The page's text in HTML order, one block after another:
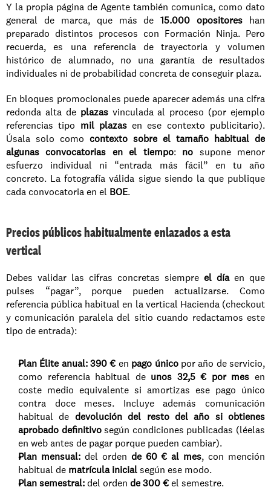
Y la propia página de Agente también comunica, como dato
general de marca, que más de 15.000 opositores han
preparado distintos procesos con Formación Ninja. Pero
recuerda, es una referencia de trayectoria y volumen
histórico de alumnado, no una garantía de resultados
individuales ni de probabilidad concreta de conseguir plaza.
En bloques promocionales puede aparecer además una cifra
redonda alta de plazas vinculada al proceso (por ejemplo
referencias tipo mil plazas en ese contexto publicitario).
Úsala solo como contexto sobre el tamaño habitual de
algunas convocatorias en el tiempo: no supone menor
esfuerzo individual ni “entrada más fácil” en tu año
concreto. La fotografía válida sigue siendo la que publique
cada convocatoria en el BOE.
Precios públicos habitualmente enlazados a esta
vertical
Debes validar las cifras concretas siempre el día en que
pulses “pagar”, porque pueden actualizarse. Como
referencia pública habitual en la vertical Hacienda (checkout
y comunicación paralela del sitio cuando redactamos este
tipo de entrada):
Plan Élite anual: 390 € en pago único por año de servicio,
como referencia habitual de unos 32,5 € por mes en
coste medio equivalente si amortizas ese pago único
contra doce meses. Incluye además comunicación
habitual de devolución del resto del año si obtienes
aprobado definitivo según condiciones publicadas (léelas
en web antes de pagar porque pueden cambiar).
Plan mensual: del orden de 60 € al mes, con mención
habitual de matrícula inicial según ese modo.
Plan semestral: del orden de 300 € el semestre.